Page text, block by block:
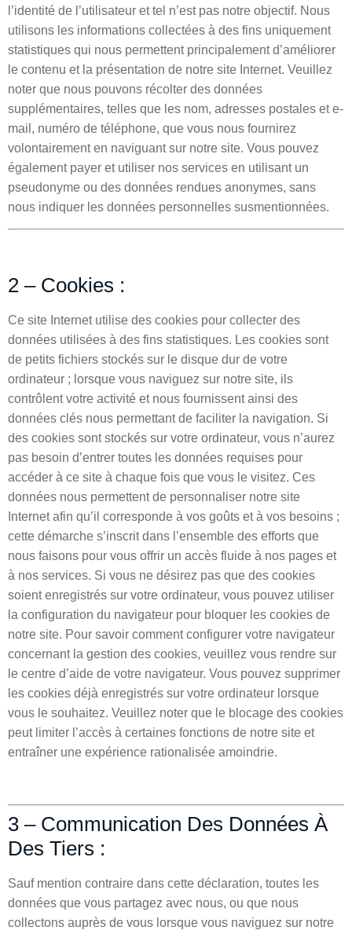
l’identité de l’utilisateur et tel n’est pas notre objectif. Nous
utilisons les informations collectées à des fins uniquement
statistiques qui nous permettent principalement d’améliorer
le contenu et la présentation de notre site Internet. Veuillez
noter que nous pouvons récolter des données
supplémentaires, telles que les nom, adresses postales et e-
mail, numéro de téléphone, que vous nous fournirez
volontairement en naviguant sur notre site. Vous pouvez
également payer et utiliser nos services en utilisant un
pseudonyme ou des données rendues anonymes, sans
nous indiquer les données personnelles susmentionnées.
2 – Cookies :
Ce site Internet utilise des cookies pour collecter des
données utilisées à des fins statistiques. Les cookies sont
de petits fichiers stockés sur le disque dur de votre
ordinateur ; lorsque vous naviguez sur notre site, ils
contrôlent votre activité et nous fournissent ainsi des
données clés nous permettant de faciliter la navigation. Si
des cookies sont stockés sur votre ordinateur, vous n’aurez
pas besoin d’entrer toutes les données requises pour
accéder à ce site à chaque fois que vous le visitez. Ces
données nous permettent de personnaliser notre site
Internet afin qu’il corresponde à vos goûts et à vos besoins ;
cette démarche s’inscrit dans l’ensemble des efforts que
nous faisons pour vous offrir un accès fluide à nos pages et
à nos services. Si vous ne désirez pas que des cookies
soient enregistrés sur votre ordinateur, vous pouvez utiliser
la configuration du navigateur pour bloquer les cookies de
notre site. Pour savoir comment configurer votre navigateur
concernant la gestion des cookies, veuillez vous rendre sur
le centre d’aide de votre navigateur. Vous pouvez supprimer
les cookies déjà enregistrés sur votre ordinateur lorsque
vous le souhaitez. Veuillez noter que le blocage des cookies
peut limiter l’accès à certaines fonctions de notre site et
entraîner une expérience rationalisée amoindrie.
3 – Communication Des Données À
Des Tiers :
Sauf mention contraire dans cette déclaration, toutes les
données que vous partagez avec nous, ou que nous
collectons auprès de vous lorsque vous naviguez sur notre